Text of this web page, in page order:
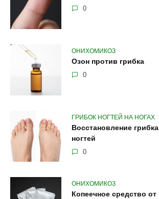
0
ОНИХОМИКОЗ
Озон против грибка
0
ГРИБОК НОГТЕЙ НА НОГАХ
Восстановление грибка
ногтей
0
ОНИХОМИКОЗ
Копеечное средство от